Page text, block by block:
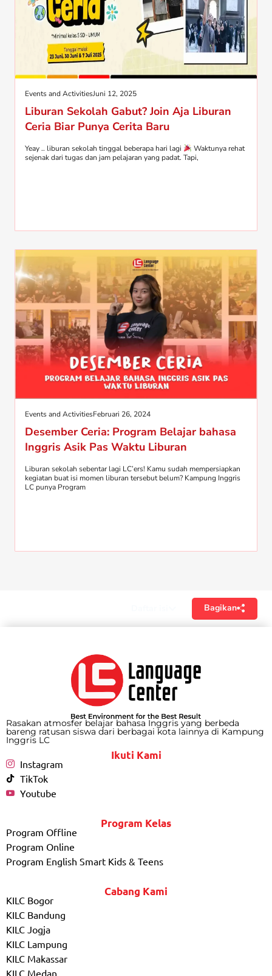
Events and ActivitiesJuni 12, 2025
Liburan Sekolah Gabut? Join Aja Liburan
Ceria Biar Punya Cerita Baru
Yeay .. liburan sekolah tinggal beberapa hari lagi
Waktunya rehat
sejenak dari tugas dan jam pelajaran yang padat. Tapi,
Events and ActivitiesFebruari 26, 2024
Desember Ceria: Program Belajar bahasa
Inggris Asik Pas Waktu Liburan
Liburan sekolah sebentar lagi LC’ers! Kamu sudah mempersiapkan
kegiatan buat isi momen liburan tersebut belum? Kampung Inggris
LC punya Program
Bagikan
Rasakan atmosfer belajar bahasa Inggris yang berbeda
bareng ratusan siswa dari berbagai kota lainnya di Kampung
Inggris LC
Ikuti Kami
Instagram
TikTok
Youtube
Program Kelas
Program Offline
Program Online
Program English Smart Kids & Teens
Cabang Kami
KILC Bogor
KILC Bandung
KILC Jogja
KILC Lampung
KILC Makassar
KILC Medan